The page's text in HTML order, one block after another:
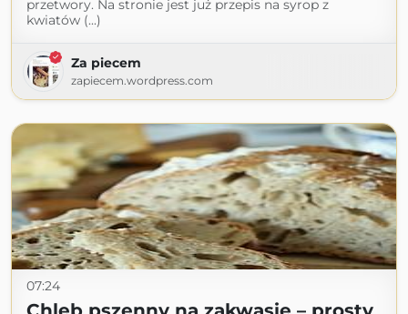
przetwory. Na stronie jest już przepis na syrop z
kwiatów (...)
Za piecem
zapiecem.wordpress.com
07:24